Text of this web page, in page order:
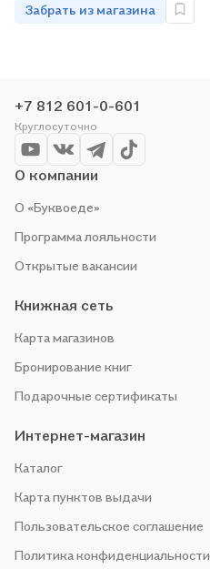
Забрать из магазина
+7 812 601-0-601
Круглосуточно
О компании
О «Буквоеде»
Программа лояльности
Открытые вакансии
Книжная сеть
Карта магазинов
Бронирование книг
Подарочные сертификаты
Интернет-магазин
Каталог
Карта пунктов выдачи
Пользовательское соглашение
Политика конфиденциальности